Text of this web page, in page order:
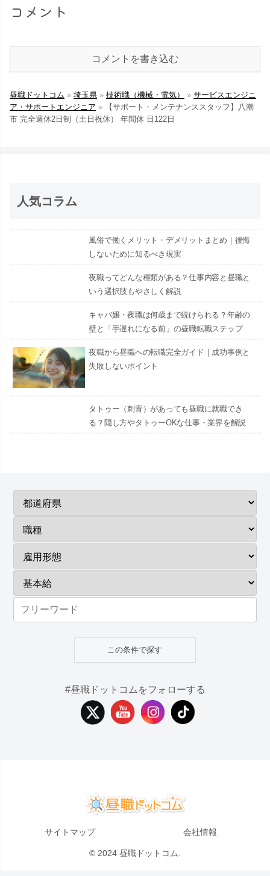
コメント
コメントを書き込む
昼職ドットコム » 埼玉県 » 技術職（機械・電気） » サービスエンジニ
ア・サポートエンジニア »
【サポート・メンテナンススタッフ】八潮
市 完全週休2日制（土日祝休） 年間休 日122日
人気コラム
風俗で働くメリット・デメリットまとめ｜後悔
しないために知るべき現実
夜職ってどんな種類がある？仕事内容と昼職と
いう選択肢もやさしく解説
キャバ嬢・夜職は何歳まで続けられる？年齢の
壁と「手遅れになる前」の昼職転職ステップ
夜職から昼職への転職完全ガイド｜成功事例と
失敗しないポイント
タトゥー（刺青）があっても昼職に就職でき
る？隠し方やタトゥーOKな仕事・業界を解説
#昼職ドットコムをフォローする
サイトマップ 会社情報
© 2024 昼職ドットコム.